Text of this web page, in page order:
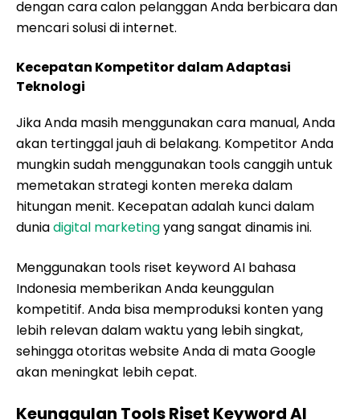
dengan cara calon pelanggan Anda berbicara dan
mencari solusi di internet.
Kecepatan Kompetitor dalam Adaptasi
Teknologi
Jika Anda masih menggunakan cara manual, Anda
akan tertinggal jauh di belakang. Kompetitor Anda
mungkin sudah menggunakan tools canggih untuk
memetakan strategi konten mereka dalam
hitungan menit. Kecepatan adalah kunci dalam
duniadigital marketingyang sangat dinamis ini.
Menggunakan tools riset keyword AI bahasa
Indonesia memberikan Anda keunggulan
kompetitif. Anda bisa memproduksi konten yang
lebih relevan dalam waktu yang lebih singkat,
sehingga otoritas website Anda di mata Google
akan meningkat lebih cepat.
Keunggulan Tools Riset Keyword AI